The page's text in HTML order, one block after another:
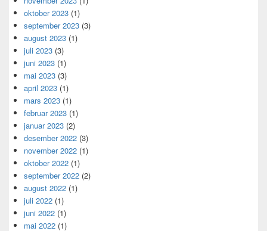
oktober 2023 (1)
september 2023 (3)
august 2023 (1)
juli 2023 (3)
juni 2023 (1)
mai 2023 (3)
april 2023 (1)
mars 2023 (1)
februar 2023 (1)
januar 2023 (2)
desember 2022 (3)
november 2022 (1)
oktober 2022 (1)
september 2022 (2)
august 2022 (1)
juli 2022 (1)
juni 2022 (1)
mai 2022 (1)